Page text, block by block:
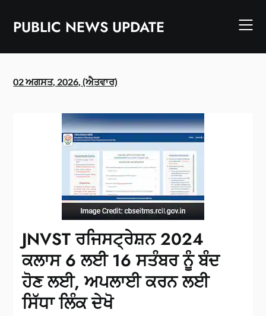
contentPUBLIC NEWS UPDATE
02 ਅਗਸਤ, 2026, (ਐਤਵਾਰ)
JNVST ਰਜਿਸਟ੍ਰੇਸ਼ਨ 2024
ਕਲਾਸ 6 ਲਈ 16 ਸਤੰਬਰ ਨੂੰ ਬੰਦ
ਹੋਣ ਲਈ, ਅਪਲਾਈ ਕਰਨ ਲਈ
ਸਿੱਧਾ ਲਿੰਕ ਦੇਖੋ